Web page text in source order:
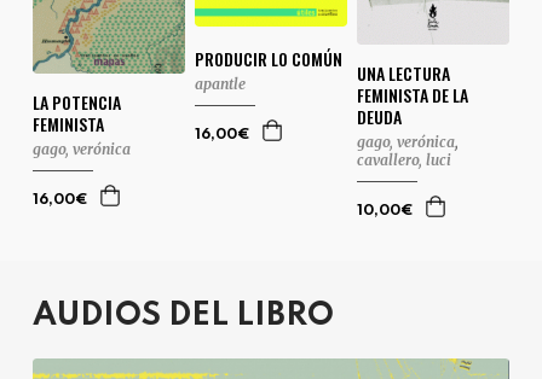
LA POTENCIA
FEMINISTA
gago, verónica
16,00€
PRODUCIR LO COMÚN
apantle
16,00€
UNA LECTURA
FEMINISTA DE LA
DEUDA
gago, verónica,
cavallero, luci
10,00€
AUDIOS DEL LIBRO